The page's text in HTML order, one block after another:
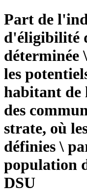
Part de
d'éligibilité
déterminée
les
habitant de
des
strate, où
définies \
population
DSU